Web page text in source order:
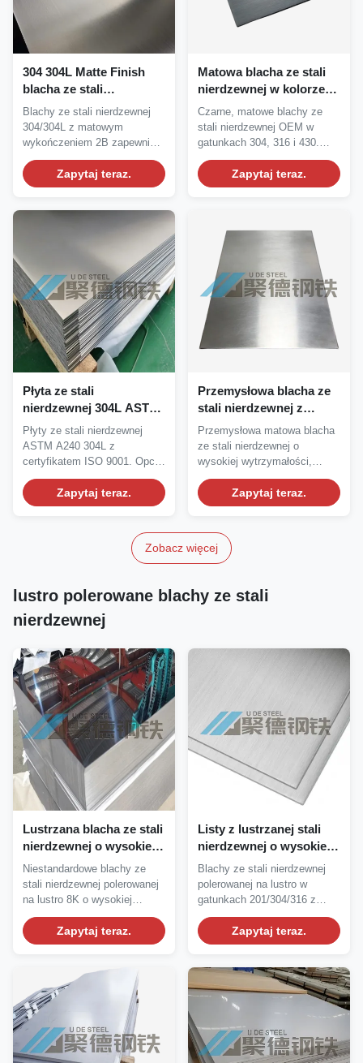
304 304L Matte Finish
blacha ze stali
nierdzewnej i płytka SS z
właściwościami
antyrosty i 2B gięte
Blachy ze stali nierdzewnej
304/304L z matowym
wykończeniem 2B zapewniają
doskonałą odporność na...
Zapytaj teraz.
Matowa blacha ze stali
nierdzewnej w kolorze
czarnym, o dużej linii
włosów, o wysokiej
odporności na korozję,
do zastosowań
dekoracyjnych
Czarne, matowe blachy ze
stali nierdzewnej OEM w
gatunkach 304, 316 i 430.
Charakteryzuje się...
Zapytaj teraz.
Płyta ze stali
nierdzewnej 304L ASTM
A240 o wysokiej
odporności na korozję
do zastosowań
walcowanych na gorąco
i na zimno
Płyty ze stali nierdzewnej
ASTM A240 304L z
certyfikatem ISO 9001. Opcje
walcowania na gorąco/na...
Zapytaj teraz.
Przemysłowa blacha ze
stali nierdzewnej z
wysoką twardością
odporną na zadrapania
do produkcji szaf
Przemysłowa matowa blacha
ze stali nierdzewnej o
wysokiej wytrzymałości,
odporności na...
Zapytaj teraz.
Zobacz więcej
lustro polerowane blachy ze stali
nierdzewnej
Lustrzana blacha ze stali
nierdzewnej o wysokiej
odporności na korozję i
lustrzanym wykończeniu
w dostosowywalnych
wymiarach
Niestandardowe blachy ze
stali nierdzewnej polerowanej
na lustro 8K o wysokiej
odporności na...
Zapytaj teraz.
Listy z lustrzanej stali
nierdzewnej o wysokiej
odporności na korozję i
usługa przetwarzania na
zamówienie
Blachy ze stali nierdzewnej
polerowanej na lustro w
gatunkach 201/304/316 z
wykończeniami 2B/BA....
Zapytaj teraz.